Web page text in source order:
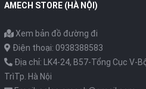
AMECH STORE (HÀ NỘI)
Xem bản đồ đường đi
Điện thoại: 0938388583
Địa chỉ: LK4-24, B57-Tổng Cục V-
TrìTp. Hà Nội